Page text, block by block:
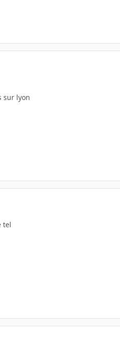
sur lyon
tel